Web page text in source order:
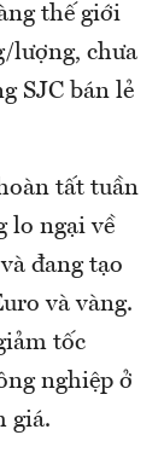
thế giới
lượng, chưa
SJC bán lẻ
tất tuần
lo ngại về
đang tạo
và vàng.
tốc
nghiệp ở
giá.